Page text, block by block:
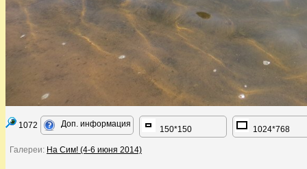
1072 Доп. информация
150*150 1024*768
Галереи: На Сим! (4-6 июня 2014)